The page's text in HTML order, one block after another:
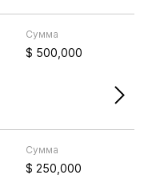
Сумма
$ 500,000
Сумма
$ 250,000